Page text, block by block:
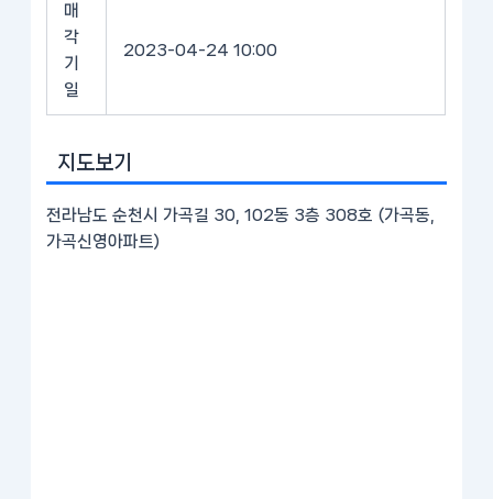
매
각
기
일
2023-04-24 10:00
지도보기
전라남도 순천시 가곡길 30, 102동 3층 308호 (가곡동,
가곡신영아파트)